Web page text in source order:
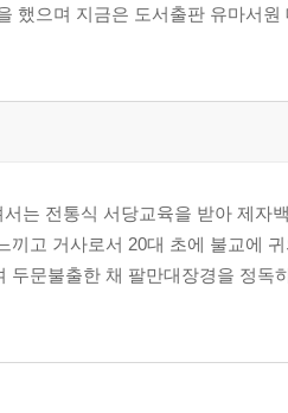
했으며 지금은 도서출판 유마서
는 전통식 서당교육을 받아 제자
고 거사로서 20대 초에 불교에
문불출한 채 팔만대장경을 정독